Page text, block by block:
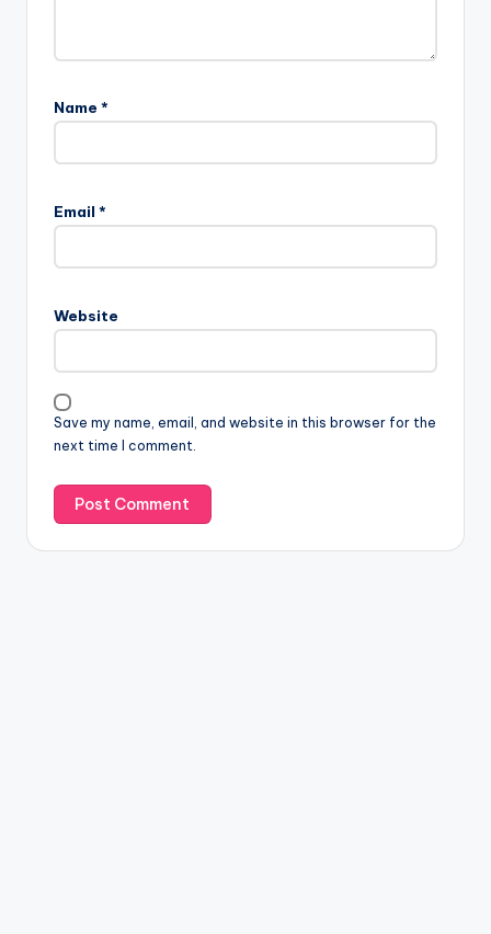
Name *
Email *
Website
Save my name, email, and website in this browser for the
next time I comment.